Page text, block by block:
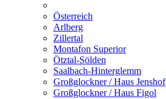
Österreich
Arlberg
Zillertal
Montafon Superior
Ötztal-Sölden
Saalbach-Hinterglemm
Großglockner / Haus Jenshof
Großglockner / Haus Figol